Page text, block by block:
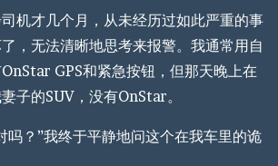
机才几个月，从未经历过如此严重的事
，无法清晰地思考来报警。我通常用自
GPS和紧急按钮，但那天晚上在
子的SUV，没有OnStar。
吗？”我终于平静地问这个在我车里的诡